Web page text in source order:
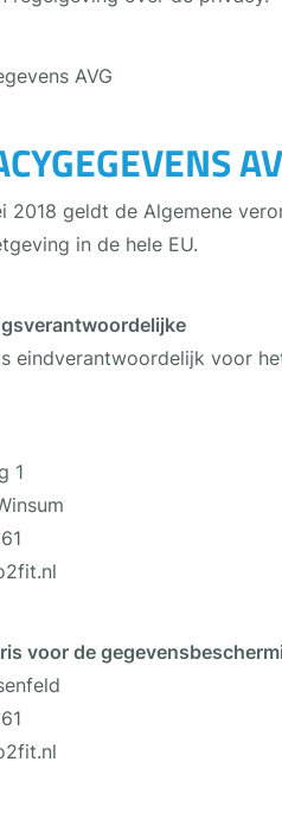
AVG
2018 geldt de Algemene
in de hele EU.
eindverantwoordelijk voor
1
voor de